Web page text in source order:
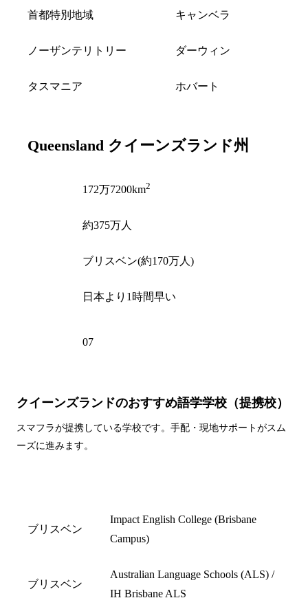
首都特別地域 キャンベラ
ノーザンテリトリー ダーウィン
タスマニア ホバート
Queensland クイーンズランド州
172万7200km2
約375万人
ブリスベン(約170万人)
日本より1時間早い
07
クイーンズランドのおすすめ語学学校（提携校）
スマフラが提携している学校です。手配・現地サポートがスム
ーズに進みます。
ブリスベン
Impact English College (Brisbane
Campus)
ブリスベン
Australian Language Schools (ALS) /
IH Brisbane ALS